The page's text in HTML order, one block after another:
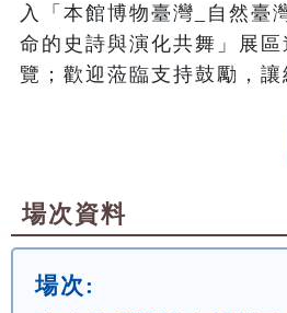
入「本館博物臺灣_自然臺
命的史詩與演化共舞」展
覽；歡迎蒞臨支持鼓勵，
場次資料
場次: